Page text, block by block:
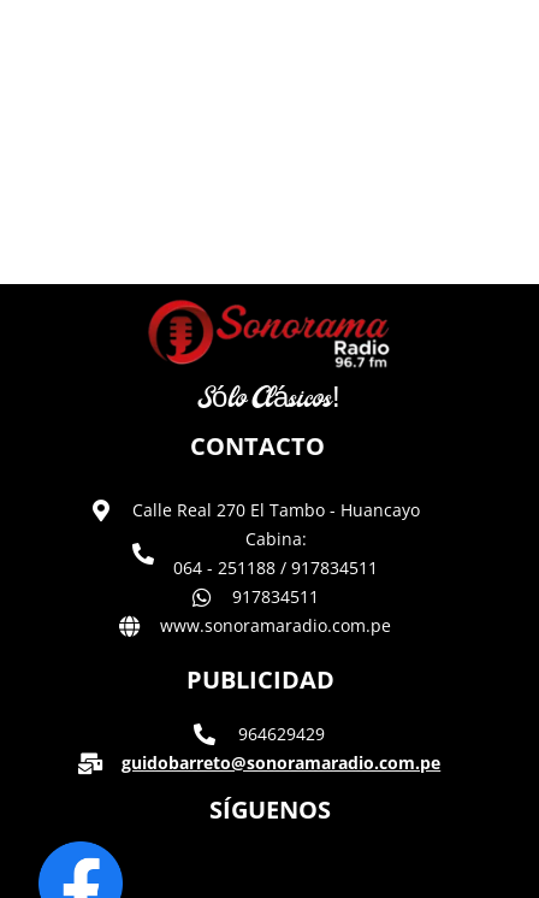
Sólo Clásicos!
CONTACTO
Calle Real 270 El Tambo - Huancayo
Cabina:
064 - 251188 / 917834511
917834511
www.sonoramaradio.com.pe
PUBLICIDAD
964629429
guidobarreto@sonoramaradio.com.pe
SÍGUENOS